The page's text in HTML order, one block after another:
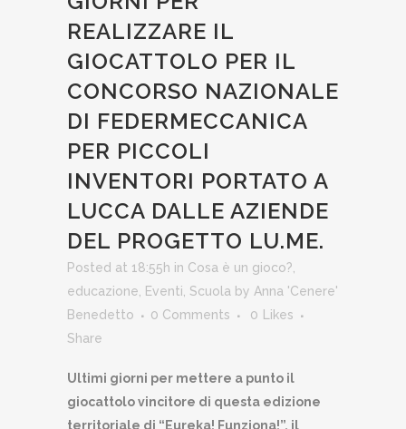
REALIZZARE IL
GIOCATTOLO PER IL
CONCORSO NAZIONALE
DI FEDERMECCANICA
PER PICCOLI
INVENTORI PORTATO A
LUCCA DALLE AZIENDE
DEL PROGETTO LU.ME.
Posted at 18:55h in Cosa è un gioco?
educazione
Eventi Scuola by Anna 'Cenere'
Benedetto
0 Comments 0
Likes
Share
Ultimi giorni per mettere a punto il
giocattolo vincitore di questa edizione
territoriale di “Eureka! Funziona!”, il